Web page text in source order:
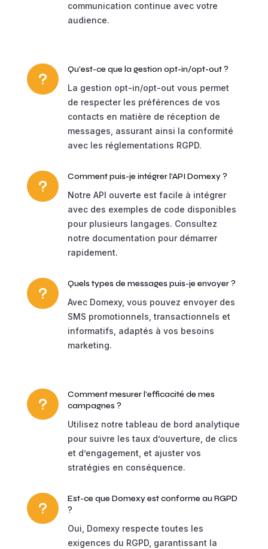
communication continue avec votre
audience.
u
Qu'est-ce que la gestion opt-in/opt-out ?
La gestion opt-in/opt-out vous permet
de respecter les préférences de vos
contacts en matière de réception de
messages, assurant ainsi la conformité
avec les réglementations RGPD.
u
Comment puis-je intégrer l'API Domexy ?
Notre API ouverte est facile à intégrer
avec des exemples de code disponibles
pour plusieurs langages. Consultez
notre documentation pour démarrer
rapidement.
u
Quels types de messages puis-je envoyer ?
Avec Domexy, vous pouvez envoyer des
SMS promotionnels, transactionnels et
informatifs, adaptés à vos besoins
marketing.
u
Comment mesurer l'efficacité de mes
campagnes ?
Utilisez notre tableau de bord analytique
pour suivre les taux d’ouverture, de clics
et d’engagement, et ajuster vos
stratégies en conséquence.
u
Est-ce que Domexy est conforme au RGPD
?
Oui, Domexy respecte toutes les
exigences du RGPD, garantissant la